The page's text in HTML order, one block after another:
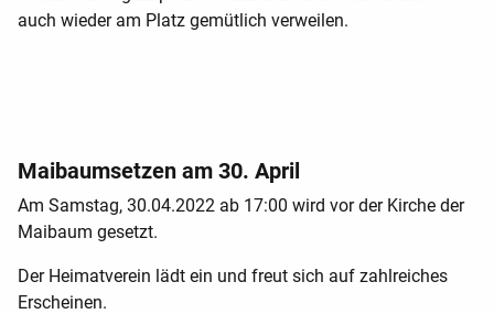
auch wieder am Platz gemütlich verweilen.
Maibaumsetzen am 30. April
Am Samstag, 30.04.2022 ab 17:00 wird vor der Kirche der
Maibaum gesetzt.
Der Heimatverein lädt ein und freut sich auf zahlreiches
Erscheinen.